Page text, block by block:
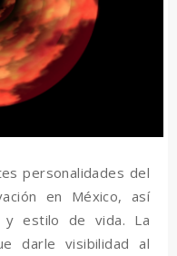
personalidades del
en México, así
y estilo de vida. La
darle visibilidad al